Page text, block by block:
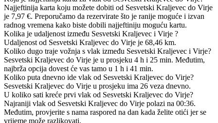
Najjeftinija karta koju možete dobiti od Sesvetski Kraljevec do Virje
je 7,97 €. Preporučamo da rezervirate što je ranije moguće i izvan
radnog vremena kako biste dobili najjeftiniju moguću kartu.
Kolika je udaljenost između Sesvetski Kraljevec i Virje ?
Udaljenost od Sesvetski Kraljevec do Virje je 68,46 km.
Koliko dugo traje vožnja s vlak između Sesvetski Kraljevec i Virje?
Sesvetski Kraljevec do Virje je u prosjeku 4 h i 25 min. Međutim,
najbrža opcija dovest će vas tamo u 1 h i 41 min.
Koliko puta dnevno ide vlak od Sesvetski Kraljevec do Virje?
Sesvetski Kraljevec do Virje u prosjeku ima 26 veza dnevno.
U koliko sati kreće prvi vlak od Sesvetski Kraljevec do Virje?
Najraniji vlak od Sesvetski Kraljevec do Virje polazi na 00:36.
Međutim, provjerite s nama raspored na dan kada želite otići jer se
vrijeme može razlikovati.